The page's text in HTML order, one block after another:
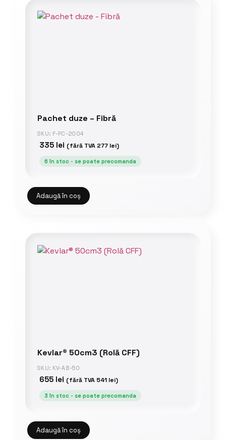
Pachet duze – Fibră
SKU: F-PC-2004
335 lei (fără TVA 277 lei)
6 în stoc - se poate precomanda
Adaugă în coș
Kevlar® 50cm3 (Rolă CFF)
SKU: KV-AB-50
655 lei (fără TVA 541 lei)
3 în stoc - se poate precomanda
Adaugă în coș